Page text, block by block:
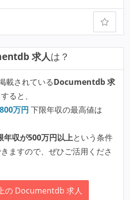
求人は？
載されているDocumentdb 求
ると、
万円 下限年収の最高値は
年収が500万円以上という条件
ますので、ぜひご活用くださ
の Documentdb 求人